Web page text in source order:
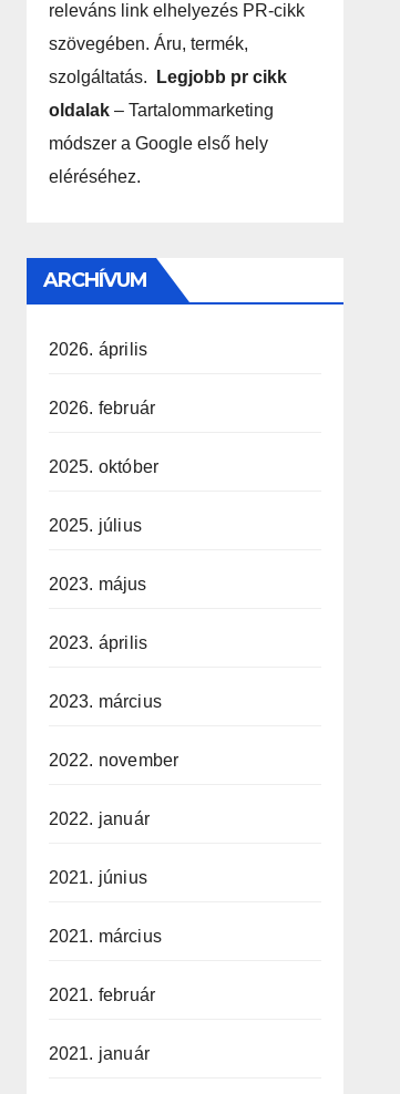
releváns link elhelyezés PR-cikk
szövegében. Áru, termék,
szolgáltatás.
Legjobb pr cikk
oldalak– Tartalommarketing
módszer a Google első hely
eléréséhez.
ARCHÍVUM
2026. április
2026. február
2025. október
2025. július
2023. május
2023. április
2023. március
2022. november
2022. január
2021. június
2021. március
2021. február
2021. január